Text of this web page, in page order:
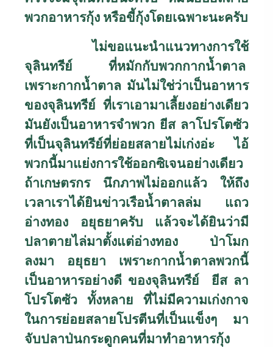
พวกอาหารกุ้ง หรือขี้กุ้งโดยเฉพาะนะครับ
ไม่ขอแนะนำแนวทางการใช้
จุลินทรีย์ ที่หมักกับพวกกากน้ำตาล
เพราะกากน้ำตาล มันไม่ใช่ว่าเป็นอาหาร
ของจุลินทรีย์ ที่เราเอามาเลี้ยงอย่างเดียว
มันยังเป็นอาหารจำพวก ยีส ลาโปรโตซัว
ที่เป็นจุลินทรีย์ที่ย่อยสลายไม่เก่งอ่ะ ไอ้
พวกนี้มาแย่งการใช้ออกซิเจนอย่างเดียว
ถ้าเกษตรกร นึกภาพไม่ออกแล้ว ให้ถึง
เวลาเราได้ยินข่าวเรือน้ำตาลล่ม แถว
อ่างทอง อยุธยาครับ แล้วจะได้ยินว่ามี
ปลาตายไล่มาตั้งแต่อ่างทอง ป่าโมก
ลงมา อยุธยา เพราะกากน้ำตาลพวกนี้
เป็นอาหารอย่างดี ของจุลินทรีย์ ยีส ลา
โปรโตซัว ทั้งหลาย ที่ไม่มีความเก่งกาจ
ในการย่อยสลายโปรตีนที่เป็นแข็งๆ มา
จับปลาป่นกระดูกคนที่มาทำอาหารกุ้ง